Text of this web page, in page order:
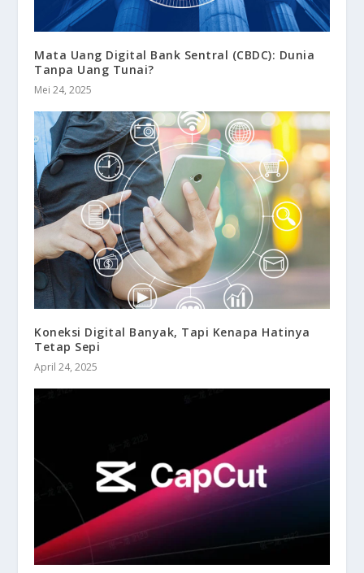
Mata Uang Digital Bank Sentral (CBDC): Dunia
Tanpa Uang Tunai?
Mei 24, 2025
Koneksi Digital Banyak, Tapi Kenapa Hatinya
Tetap Sepi
April 24, 2025